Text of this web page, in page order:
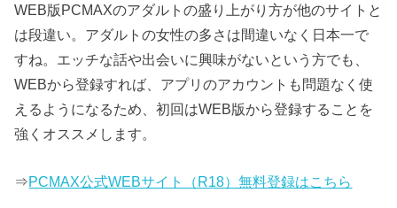
WEB版PCMAXのアダルトの盛り上がり方が他のサイトと
は段違い。アダルトの女性の多さは間違いなく日本一で
すね。エッチな話や出会いに興味がないという方でも、
WEBから登録すれば、アプリのアカウントも問題なく使
えるようになるため、初回はWEB版から登録することを
強くオススメします。
⇒PCMAX公式WEBサイト（R18）無料登録はこちら